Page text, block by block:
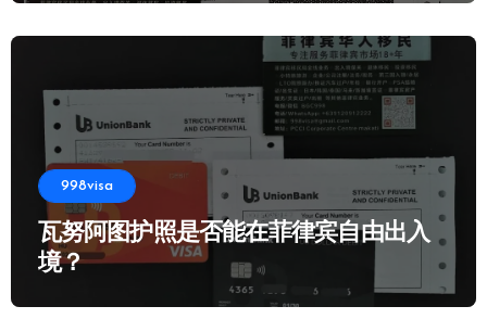
998visa
瓦努阿图护照是否能在菲律宾自由出入
境？